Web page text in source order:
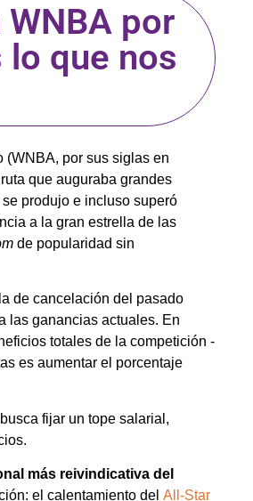
por
lo que nos
(WNBA, por sus siglas en
que auguraba grandes
produjo e incluso superó
a la gran estrella de las
de popularidad sin
de cancelación del pasado
las ganancias actuales. En
totales de la competición -
es aumentar el porcentaje
fijar un tope salarial,
más reivindicativa del
el calentamiento del All-Star